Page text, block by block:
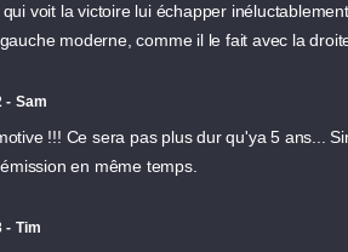
voit la victoire lui échapper
moderne, comme il le fait avec la
- Sam
!!! Ce sera pas plus dur qu'ya 5 ans...
en même temps.
- Tim